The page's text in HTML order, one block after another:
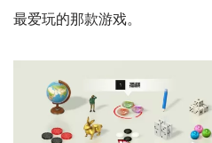
最爱玩的那款游戏。